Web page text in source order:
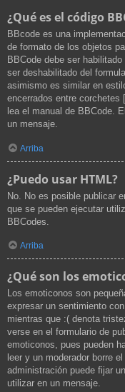
¿Qué es el código
BBcode es una
de formato de los objetos
BBCode debe ser
ser deshabilitado del
asimismo es similar en
encerrados entre
lea el manual de BBCode.
un mensaje.
Arriba
¿Puedo usar HTML?
No. No es posible publicar
que se pueden ejecutar
BBCodes.
Arriba
¿Qué son los
Los emoticonos son
expresar un sentimiento
mientras que :( denota
verse en el formulario de
emoticonos, pues pueden
leer y un moderador borre
administración puede fijar
utilizar en un mensaje.